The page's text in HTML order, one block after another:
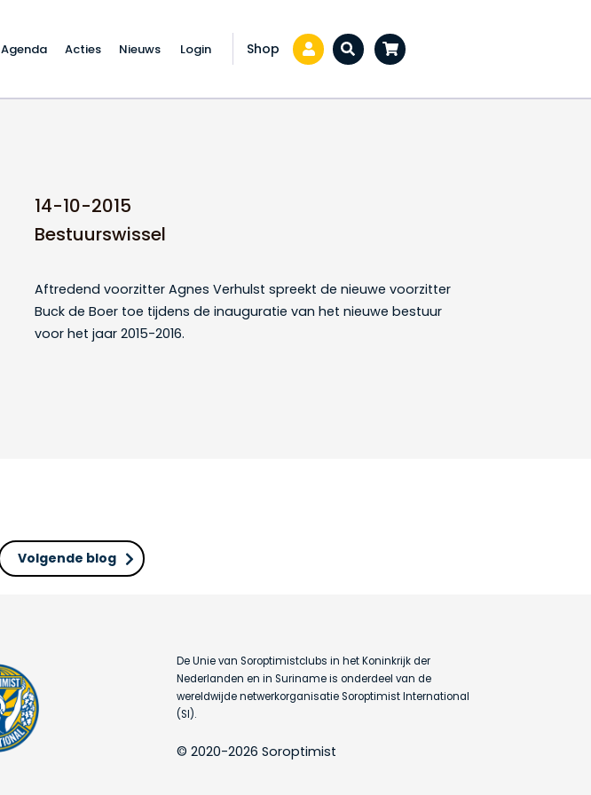
Agenda Acties Nieuws Login Shop Zoeken...
14-10-2015
Bestuurswissel
Aftredend voorzitter Agnes Verhulst spreekt de nieuwe voorzitter
Buck de Boer toe tijdens de inauguratie van het nieuwe bestuur
voor het jaar 2015-2016.
Volgende blog
De Unie van Soroptimistclubs in het Koninkrijk der
Nederlanden en in Suriname is onderdeel van de
wereldwijde netwerkorganisatie Soroptimist International
(SI).
© 2020-2026 Soroptimist